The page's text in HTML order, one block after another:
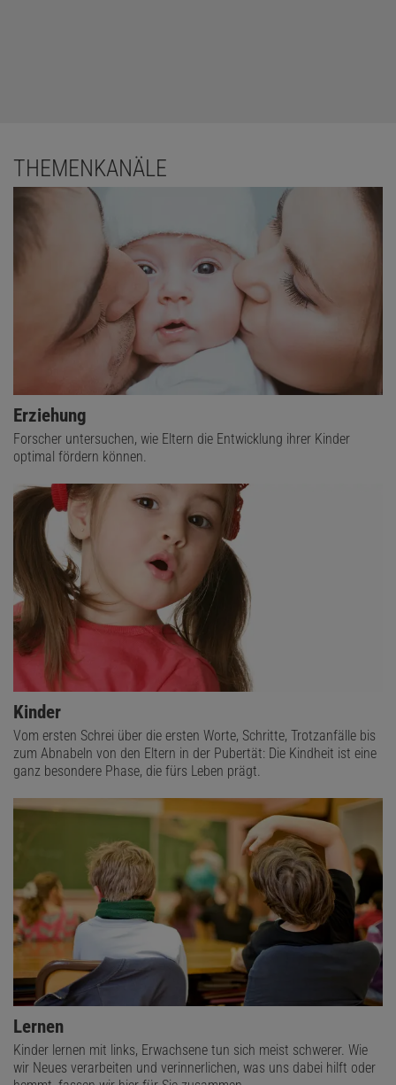
THEMENKANÄLE
Erziehung
Forscher untersuchen, wie Eltern die Entwicklung ihrer Kinder
optimal fördern können.
Kinder
Vom ersten Schrei über die ersten Worte, Schritte, Trotzanfälle bis
zum Abnabeln von den Eltern in der Pubertät: Die Kindheit ist eine
ganz besondere Phase, die fürs Leben prägt.
Lernen
Kinder lernen mit links, Erwachsene tun sich meist schwerer. Wie
wir Neues verarbeiten und verinnerlichen, was uns dabei hilft oder